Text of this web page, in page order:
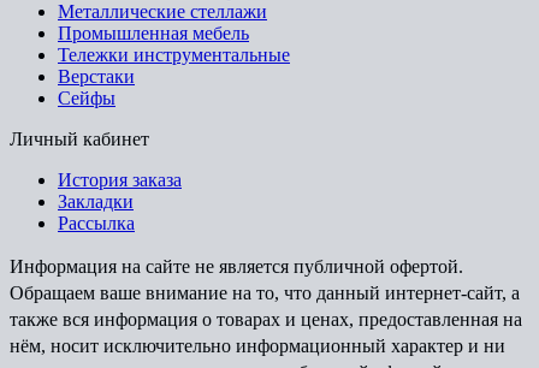
Металлические стеллажи
Промышленная мебель
Тележки инструментальные
Верстаки
Сейфы
Личный кабинет
История заказа
Закладки
Рассылка
Информация на сайте не является публичной офертой.
Обращаем ваше внимание на то, что данный интернет-сайт, а
также вся информация о товарах и ценах, предоставленная на
нём, носит исключительно информационный характер и ни